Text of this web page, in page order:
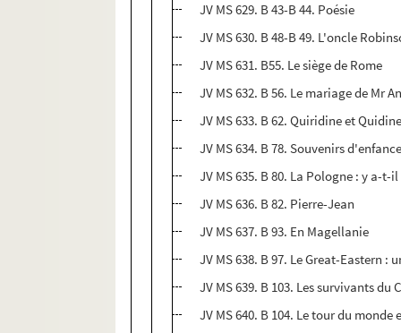
JV MS 629. B 43-B 44. Poésie
JV MS 630. B 48-B 49. L'oncle
JV MS 631. B55. Le siège de Rome
JV MS 632. B 56. Le mariage de Mr
JV MS 633. B 62. Quiridine et
JV MS 634. B 78. Souvenirs
JV MS 635. B 80. La Pologne : y a-
JV MS 636. B 82. Pierre-Jean
JV MS 637. B 93. En Magellanie
JV MS 638. B 97. Le Great-Eastern :
JV MS 639. B 103. Les survivants du
JV MS 640. B 104. Le tour du